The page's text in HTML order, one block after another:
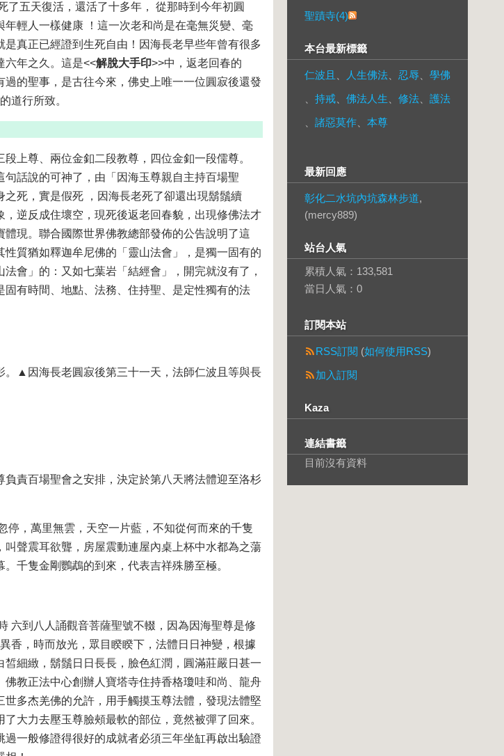
了五天復活，還活了十多年， 從那時到今年初圓
輕人一樣健康 ！這一次老和尚是在毫無災變、毫
真正已經證到生死自由！因海長老早些年曾有很多
六年之久。這是<<解脫大手印>>中，返老回春的
的聖事，是古往今來，佛史上唯一一位圓寂後還發
道行所致。
上尊、兩位金釦二段教尊，四位金釦一段儒尊。
句話說的可神了，由「因海玉尊親自主持百場聖
死，實是假死 ，因海長老死了卻還出現鬍鬚續
逆反成住壞空，現死後返老回春貌，出現修佛法才
現。聯合國際世界佛教總部發佈的公告說明了這
質猶如釋迦牟尼佛的「靈山法會」，是獨一固有的
會」的：又如七葉岩「結經會」，開完就沒有了，
有時間、地點、法務、住持聖、是定性獨有的法
▲因海長老圓寂後第三十一天，法師仁波且等與長
責百場聖會之安排，決定於第八天將法體迎至洛杉
停，萬里無雲，天空一片藍，不知從何而來的千隻
聲震耳欲聾，房屋震動連屋內桌上杯中水都為之蕩
千隻金剛鸚鵡的到來，代表吉祥殊勝至極。
六到八人誦觀音菩薩聖號不輟，因為因海聖尊是修
香，時而放光，眾目睽睽下，法體日日神變，根據
細緻，鬍鬚日日長長，臉色紅潤，圓滿莊嚴日甚一
教正法中心創辦人寶塔寺住持香格瓊哇和尚、龍舟
多杰羌佛的允許，用手觸摸玉尊法體，發現法體堅
大力去壓玉尊臉頰最軟的部位，竟然被彈了回來。
一般修證得很好的成就者必須三年坐缸再啟出驗證
聖蹟寺(4)
本台最新標籤
仁波且 人生佛法 忍辱
學佛
持戒 佛法人生 修法
護法
諸惡莫作 本尊
最新回應
彰化二水坑內坑森林步道,
(mercy889)
站台人氣
累積人氣： 133,581
當日人氣： 0
訂閱本站
RSS訂閱 (如何使用RSS)
加入訂閱
Kaza
連結書籤
目前沒有資料